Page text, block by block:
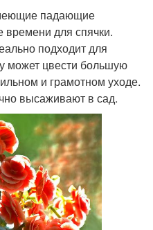
падающие
времени для спячки.
подходит для
может цвести большую
и грамотном уходе.
высаживают в сад.